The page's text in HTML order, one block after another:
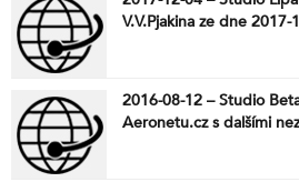
V.V.Pjakina ze dne 2017-
2016-08-12 – Studio
Aeronetu.cz s dalšími